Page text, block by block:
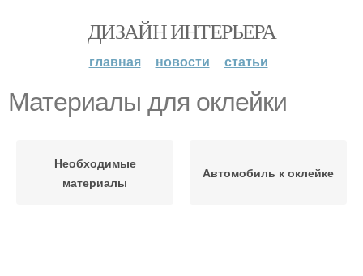
ДИЗАЙН ИНТЕРЬЕРА
главная новости статьи
Материалы для оклейки
Необходимые
материалы
Автомобиль к оклейке